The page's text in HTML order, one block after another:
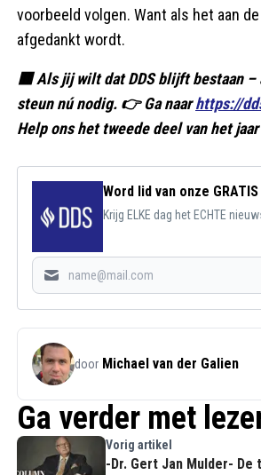
voorbeeld volgen. Want als het aan
afgedankt wordt.
🟥 Als jij wilt dat DDS blijft bestaan –
steun nú nodig. 👉 Ga naarhttps://
Help ons het tweede deel van het
Word lid van onze
Krijg ELKE dag het ECHTE
door Michael van der Galien
Ga verder met
Vorig artikel
-Dr. Gert Jan Mulder- De